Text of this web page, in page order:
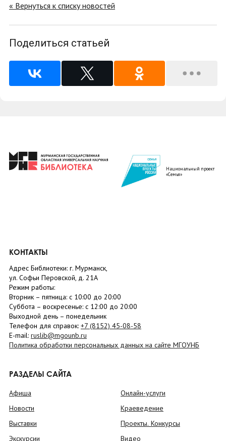
« Вернуться к списку новостей
Поделиться статьей
Национальный проект
«Семья»
КОНТАКТЫ
Адрес Библиотеки: г. Мурманск,
ул. Софьи Перовской, д. 21А
Режим работы:
Вторник – пятница: с 10:00 до 20:00
Суббота – воскресенье: c 12:00 до 20:00
Выходной день – понедельник
Телефон для справок: +7 (8152) 45-08-58
E-mail: ruslib@mgounb.ru
Политика обработки персональных данных на сайте МГОУНБ
РАЗДЕЛЫ САЙТА
Афиша
Новости
Выставки
Экскурсии
Онлайн-услуги
Краеведение
Проекты. Конкурсы
Видео